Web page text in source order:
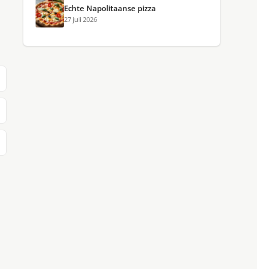
Echte Napolitaanse pizza
27 juli 2026